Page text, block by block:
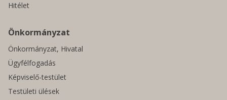
Hitélet
Önkormányzat
Önkormányzat, Hivatal
Ügyfélfogadás
Képviselő-testület
Testületi ülések